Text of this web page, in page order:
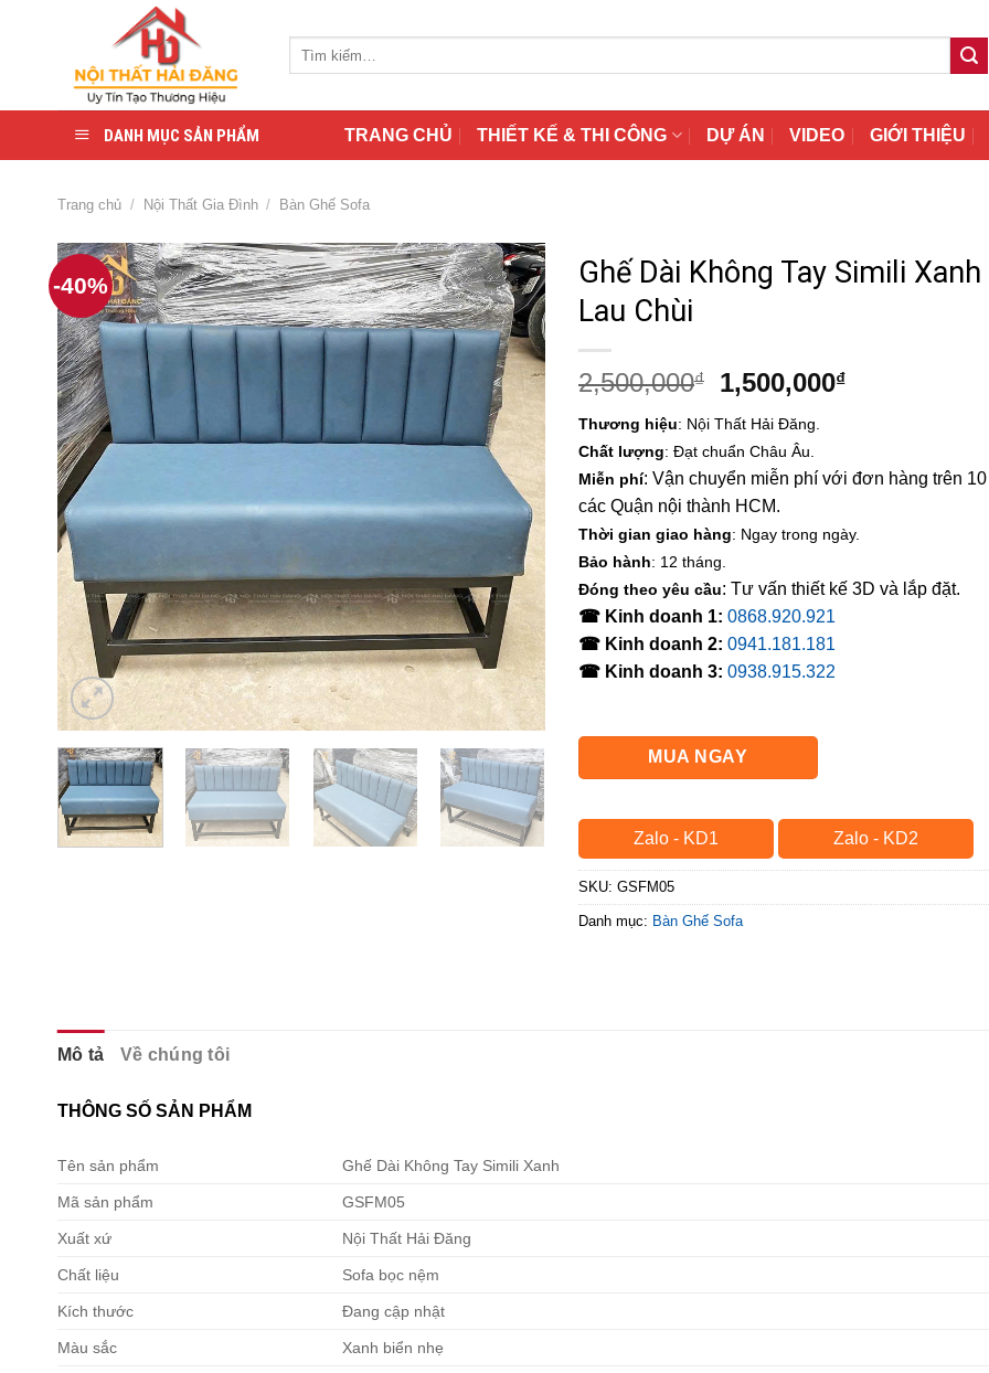
DANH MỤC SẢN PHẨM TRANG CHỦ THIẾT KẾ & THI CÔNG DỰ ÁN VIDEO GIỚI THIỆU
Trang chủ / Nội Thất Gia Đình / Bàn Ghế Sofa
-40%
Ghế Dài Không Tay Simili Xanh
Lau Chùi
2,500,000₫
Giá
là:
2,500,000₫.
1,500,000₫Giá
1,500,000₫.
Thương hiệu: Nội Thất Hải Đăng.
Chất lượng: Đạt chuẩn Châu Âu.
Miễn phí: Vận chuyển miễn phí với đơn hàng trên 10
các Quận nội thành HCM.
Thời gian giao hàng: Ngay trong ngày.
Bảo hành: 12 tháng.
Đóng theo yêu cầu: Tư vấn thiết kế 3D và lắp đặt.
☎ Kinh doanh 1: 0868.920.921
☎ Kinh doanh 2: 0941.181.181
☎ Kinh doanh 3: 0938.915.322
MUA NGAY
Zalo - KD1 Zalo - KD2
SKU: GSFM05
Danh mục: Bàn Ghế Sofa
Mô tả Về chúng tôi
THÔNG SỐ SẢN PHẨM
Tên sản phẩm Ghế Dài Không Tay Simili Xanh
Mã sản phẩm GSFM05
Xuất xứ Nội Thất Hải Đăng
Chất liệu Sofa bọc nệm
Kích thước Đang cập nhật
Màu sắc Xanh biển nhẹ